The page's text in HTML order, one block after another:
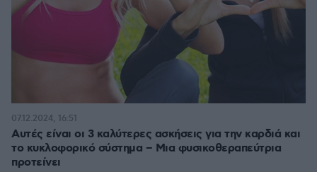
Αυτές είναι οι 3 καλύτερες ασκήσεις για την καρδιά και
το κυκλοφορικό σύστημα – Μια φυσικοθεραπεύτρια
προτείνει
07.12.2024, 16:51